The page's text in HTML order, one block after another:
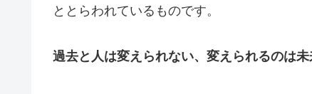
ととらわれているものです。
過去と人は変えられない、変えられるのは